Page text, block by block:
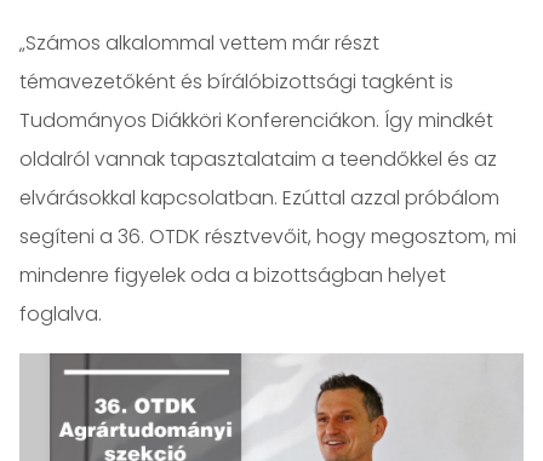
„Számos alkalommal vettem már részt
témavezetőként és bírálóbizottsági tagként is
Tudományos Diákköri Konferenciákon. Így mindkét
oldalról vannak tapasztalataim a teendőkkel és az
elvárásokkal kapcsolatban. Ezúttal azzal próbálom
segíteni a 36. OTDK résztvevőit, hogy megosztom, mi
mindenre figyelek oda a bizottságban helyet
foglalva.